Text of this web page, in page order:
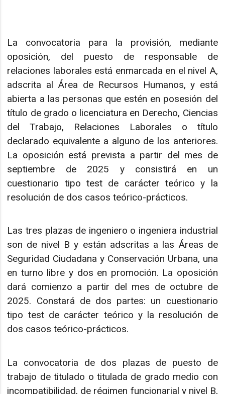
La convocatoria para la provisión, mediante
oposición, del puesto de responsable de
relaciones laborales está enmarcada en el nivel A,
adscrita al Área de Recursos Humanos, y está
abierta a las personas que estén en posesión del
título de grado o licenciatura en Derecho, Ciencias
del Trabajo, Relaciones Laborales o título
declarado equivalente a alguno de los anteriores.
La oposición está prevista a partir del mes de
septiembre de 2025 y consistirá en un
cuestionario tipo test de carácter teórico y la
resolución de dos casos teórico-prácticos.
Las tres plazas de ingeniero o ingeniera industrial
son de nivel B y están adscritas a las Áreas de
Seguridad Ciudadana y Conservación Urbana, una
en turno libre y dos en promoción. La oposición
dará comienzo a partir del mes de octubre de
2025. Constará de dos partes: un cuestionario
tipo test de carácter teórico y la resolución de
dos casos teórico-prácticos.
La convocatoria de dos plazas de puesto de
trabajo de titulado o titulada de grado medio con
incompatibilidad, de régimen funcionarial y nivel B,